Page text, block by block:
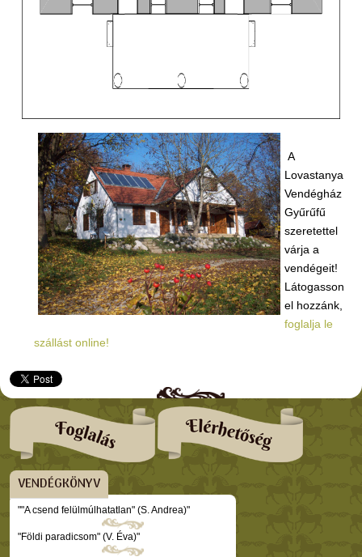
A
Lovastanya
Vendégház
Gyűrűfű
szeretettel
várja a
vendégeit!
Látogasson
el hozzánk,
foglalja le
szállást online!
VENDÉGKÖNYV
""A csend felülmúlhatatlan" (S. Andrea)"
"Földi paradicsom" (V. Éva)"